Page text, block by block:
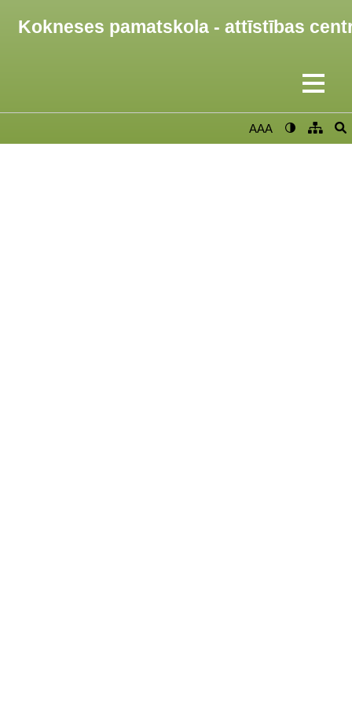
Kokneses pamatskola - attīstības
AAA